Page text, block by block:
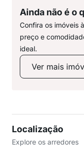
Ainda não é o
Confira os imóveis
preço e
ideal.
Ver mais
Localização
Explore os arredores